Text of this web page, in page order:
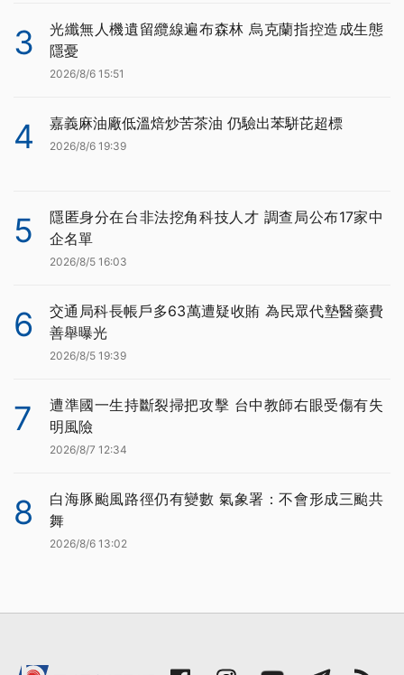
3
光纖無人機遺留纜線遍布森林 烏克蘭指控造成生態
隱憂
2026/8/6 15:51
4 嘉義麻油廠低溫焙炒苦茶油 仍驗出苯駢芘超標
2026/8/6 19:39
5
隱匿身分在台非法挖角科技人才 調查局公布17家中
企名單
2026/8/5 16:03
6
交通局科長帳戶多63萬遭疑收賄 為民眾代墊醫藥費
善舉曝光
2026/8/5 19:39
7
遭準國一生持斷裂掃把攻擊 台中教師右眼受傷有失
明風險
2026/8/7 12:34
8
白海豚颱風路徑仍有變數 氣象署：不會形成三颱共
舞
2026/8/6 13:02